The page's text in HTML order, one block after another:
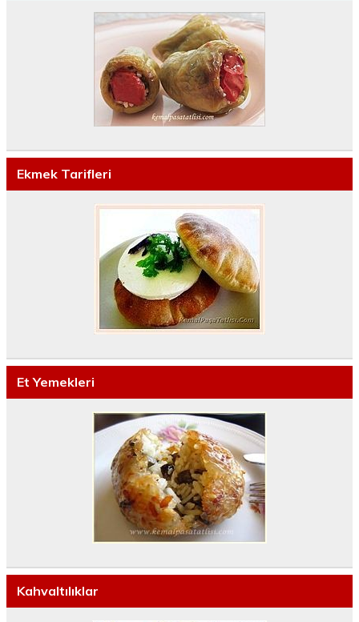
Ekmek Tarifleri
Et Yemekleri
Kahvaltılıklar